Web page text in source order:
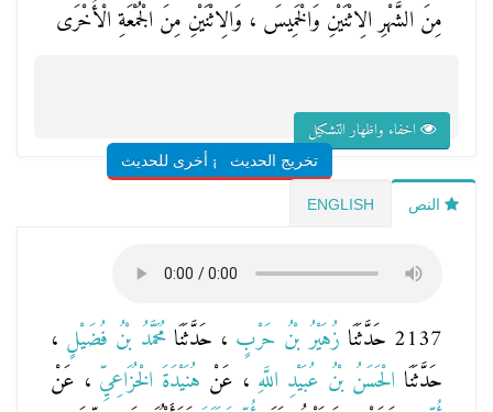
مِنَ الشَّهْرِ الِاثْنَيْنِ وَالْخَمِيسَ ، وَالِاثْنَيْنِ مِنَ الْجُمْعَةِ الْأُخْرَى
اخفاء واظهار التشكيل
تخريج الحديثشروح أخرى للحديث
النص ENGLISH
2137 حَدَّثَنَا زُهَيْرُ بْنُ حَرْبٍ ، حَدَّثَنَامُحَمَّدُ بْنُ فُضَيْلٍ ،
حَدَّثَنَا الْحَسَنُ بْنُ عُبَيْدِ اللَّهِ ، عَنْ هُنَيْدَةَ الْخُزَاعِيِّ ، عَنْ